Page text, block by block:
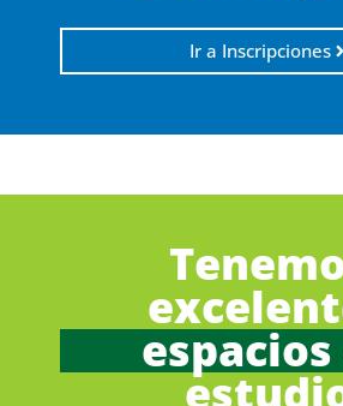
Ir a Inscripciones
espacios